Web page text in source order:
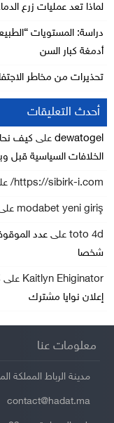
لماذا تعد عمليات زرع
أدمغة كبار السن
تحذيرات من مخاطر
أحدث التعليقات
dewatogel على كيف
الخلافات السياسية قبل
https://sibirk-i.com/
modabet yeni giriş
toto 4d على
شخصا
Kaitlyn Ehiginator على
إعلان نوايا مشترك
معلومات عنا
مدينة الرباط المملكة